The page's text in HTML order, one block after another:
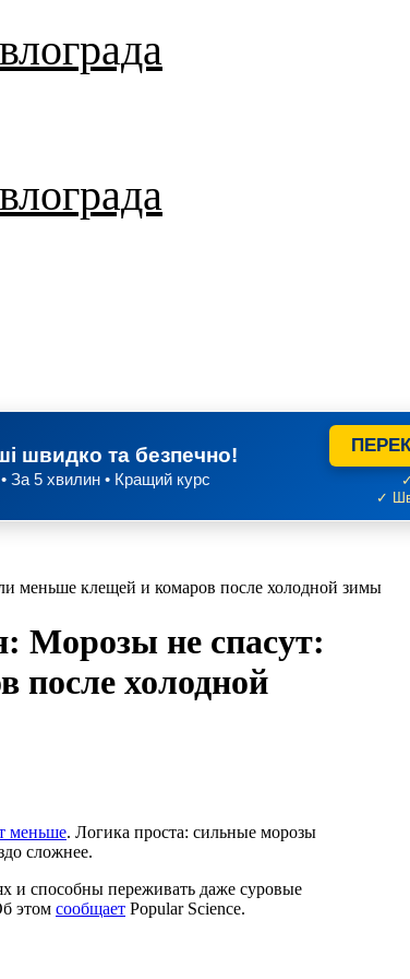
швидко та безпечно!
За 5 хвилин • Кращий курс
✓
меньше клещей и комаров после холодной зимы
Морозы не спасут:
после холодной
меньше. Логика проста: сильные морозы
сложнее.
способны переживать даже суровые
этом сообщает Popular Science.